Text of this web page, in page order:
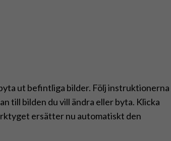
ut befintliga bilder. Följ instruktionerna
till bilden du vill ändra eller byta. Klicka
ersätter nu automatiskt den